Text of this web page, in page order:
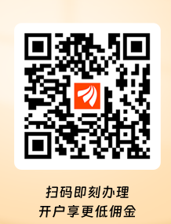
最新公告
龙虎榜成交金额(
暂无数据